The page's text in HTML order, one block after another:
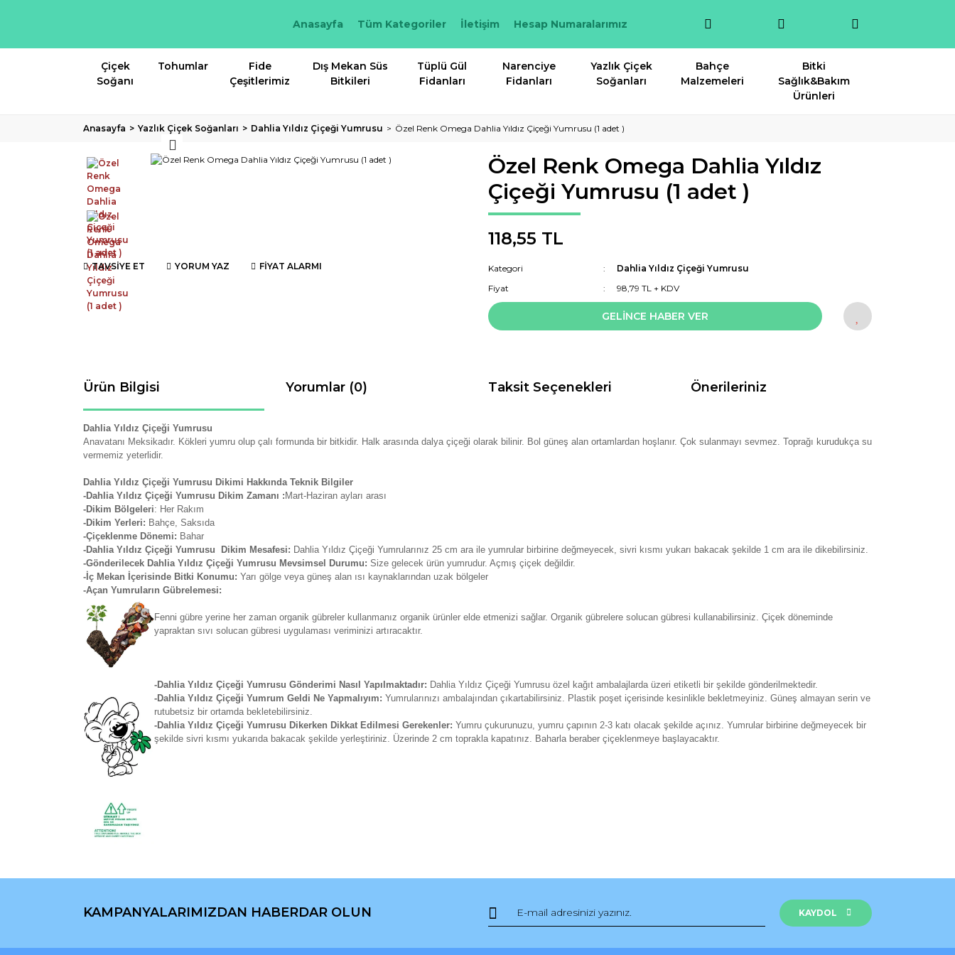
Anasayfa Tüm Kategoriler İletişim Hesap Numaralarımız
Çiçek
Soğanı
Tohumlar
Fide
Çeşitlerimiz
Dış Mekan Süs
Bitkileri
Tüplü Gül
Fidanları
Narenciye
Fidanları
Yazlık Çiçek
Soğanları
Bahçe
Malzemeleri
Bitki
Sağlık&Bakım
Ürünleri
Anasayfa Yazlık Çiçek Soğanları Dahlia Yıldız Çiçeği Yumrusu Özel Renk Omega Dahlia Yıldız Çiçeği Yumrusu (1 adet )
TAVSİYE ET YORUM YAZ FİYAT ALARMI
Özel Renk Omega Dahlia Yıldız
Çiçeği Yumrusu (1 adet )
118,55 TL
Kategori
Dahlia Yıldız Çiçeği Yumrusu
Fiyat
98,79 TL + KDV
GELİNCE HABER VER
Ürün Bilgisi Yorumlar (0) Taksit Seçenekleri Önerileriniz
Dahlia Yıldız Çiçeği Yumrusu
Anavatanı Meksikadır. Kökleri yumru olup çalı formunda bir bitkidir. Halk arasında dalya çiçeği olarak bilinir. Bol güneş alan ortamlardan hoşlanır. Çok sulanmayı sevmez. Toprağı kurudukça su
vermemiz yeterlidir.
Dahlia Yıldız Çiçeği Yumrusu Dikimi Hakkında Teknik Bilgiler
-Dahlia Yıldız Çiçeği Yumrusu Dikim Zamanı : Mart-Haziran ayları arası
-Dikim Bölgeleri: Her Rakım
-Dikim Yerleri: Bahçe, Saksıda
-Çiçeklenme Dönemi: Bahar
-Dahlia Yıldız Çiçeği Yumrusu Dikim Mesafesi: Dahlia Yıldız Çiçeği Yumrularınız 25 cm ara ile yumrular birbirine değmeyecek, sivri kısmı yukarı bakacak şekilde 1 cm ara ile dikebilirsiniz.
-Gönderilecek Dahlia Yıldız Çiçeği Yumrusu Mevsimsel Durumu: Size gelecek ürün yumrudur. Açmış çiçek değildir.
-İç Mekan İçerisinde Bitki Konumu: Yarı gölge veya güneş alan ısı kaynaklarından uzak bölgeler
-Açan Yumruların Gübrelemesi:
Fenni gübre yerine her zaman organik gübreler kullanmanız organik ürünler elde etmenizi sağlar. Organik gübrelere solucan gübresi kullanabilirsiniz. Çiçek döneminde
yapraktan sıvı solucan gübresi uygulaması veriminizi artıracaktır.
-Dahlia Yıldız Çiçeği Yumrusu Gönderimi Nasıl Yapılmaktadır: Dahlia Yıldız Çiçeği Yumrusu özel kağıt ambalajlarda üzeri etiketli bir şekilde gönderilmektedir.
-Dahlia Yıldız Çiçeği Yumrum Geldi Ne Yapmalıyım: Yumrularınızı ambalajından çıkartabilirsiniz. Plastik poşet içerisinde kesinlikle bekletmeyiniz. Güneş almayan serin ve
rutubetsiz bir ortamda bekletebilirsiniz.
-Dahlia Yıldız Çiçeği Yumrusu Dikerken Dikkat Edilmesi Gerekenler: Yumru çukurunuzu, yumru çapının 2-3 katı olacak şekilde açınız. Yumrular birbirine değmeyecek bir
şekilde sivri kısmı yukarıda bakacak şekilde yerleştiriniz. Üzerinde 2 cm toprakla kapatınız. Baharla beraber çiçeklenmeye başlayacaktır.
Yorum Yaz
Görüş ve önerileriniz için teşekkür ederiz.
Ürün resmi kalitesiz, bozuk veya görüntülenemiyor.
Ürün bilgilerinde hatalar bulunuyor.
KAMPANYALARIMIZDAN HABERDAR OLUN KAYDOL